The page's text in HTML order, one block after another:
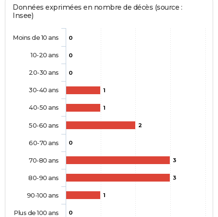
Données exprimées en nombre de décès (source :
Insee)
0
0
0
1
1
2
0
3
3
1
0
Moins de 10 ans
10-20 ans
20-30 ans
30-40 ans
40-50 ans
50-60 ans
60-70 ans
70-80 ans
80-90 ans
90-100 ans
Plus de 100 ans